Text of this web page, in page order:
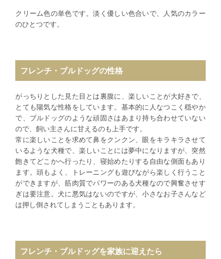
クリーム色の単色です。淡く優しい色合いで、人気のカラー
のひとつです。
フレンチ・ブルドッグの性格
がっちりとした見た目とは裏腹に、楽しいことが大好きで、
とても陽気な性格をしています。基本的に人なつこく穏やか
で、ブルドッグのような頑固さはあまり持ち合わせていない
ので、飼い主さんに甘えるのも上手です。
常に楽しいことを求めて鼻をクンクン、眼をキラキラさせて
いるような犬種で、楽しいことには夢中になりますが、突然
飽きてどこかへ行ったり、寝始めたりする自由な側面もあり
ます。頭もよく、トレーニングも遊びながら楽しく行うこと
ができますが、筋肉質でパワーのある犬種なので興奮させす
ぎは要注意。犬に悪気はないのですが、小さなお子さんなど
は押し倒されてしまうこともあります。
フレンチ・ブルドッグを家族に迎えたら